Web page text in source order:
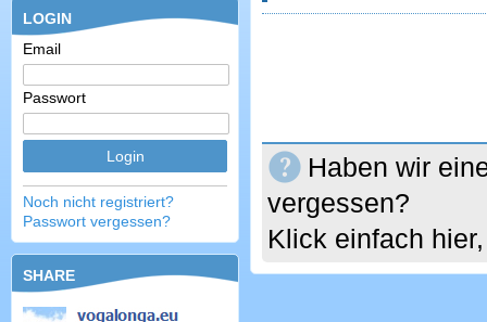
LOGIN
Email
Passwort
Noch nicht registriert?
Passwort vergessen?
SHARE
Haben wir
vergessen?
Klick einfach